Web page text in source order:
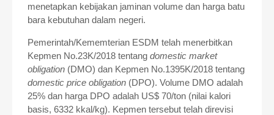
menetapkan kebijakan jaminan volume dan harga batu
bara kebutuhan dalam negeri.
Pemerintah/Kememterian ESDM telah menerbitkan
Kepmen No.23K/2018 tentang domestic market
obligation (DMO) dan Kepmen No.1395K/2018 tentang
domestic price obligation (DPO). Volume DMO adalah
25% dan harga DPO adalah US$ 70/ton (nilai kalori
basis, 6332 kkal/kg). Kepmen tersebut telah direvisi